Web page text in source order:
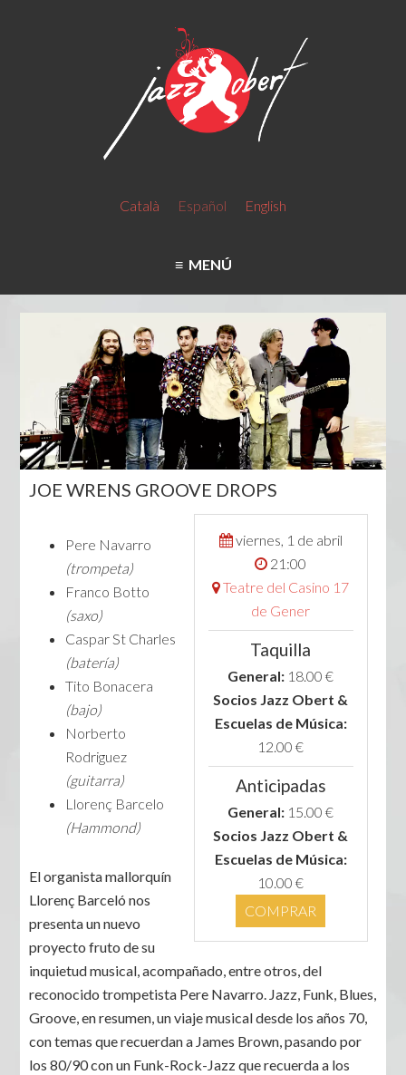
Català Español English
MENÚ
JOE WRENS GROOVE DROPS
viernes, 1 de abril
21:00
Teatre del Casino 17
de Gener
Taquilla
General: 18.00 €
Socios Jazz Obert &
Escuelas de Música:
12.00 €
Anticipadas
General: 15.00 €
Socios Jazz Obert &
Escuelas de Música:
10.00 €
COMPRAR
Pere Navarro
(trompeta)
Franco Botto
(saxo)
Caspar St Charles
(batería)
Tito Bonacera
(bajo)
Norberto
Rodriguez
(guitarra)
Llorenç Barcelo
(Hammond)
El organista mallorquín
Llorenç Barceló nos
presenta un nuevo
proyecto fruto de su
inquietud musical, acompañado, entre otros, del
reconocido trompetista Pere Navarro. Jazz, Funk, Blues,
Groove, en resumen, un viaje musical desde los años 70,
con temas que recuerdan a James Brown, pasando por
los 80/90 con un Funk-Rock-Jazz que recuerda a los